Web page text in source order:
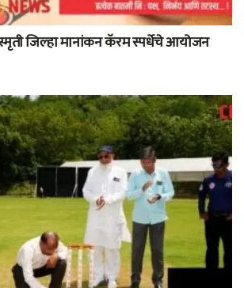
जिल्हा मानांकन कॅरम स्पर्धेचे आयोजन